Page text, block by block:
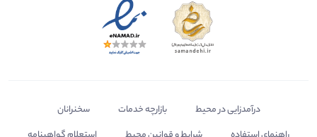
درآمدزایی در محیط بازارچه خدمات
سخنرانان